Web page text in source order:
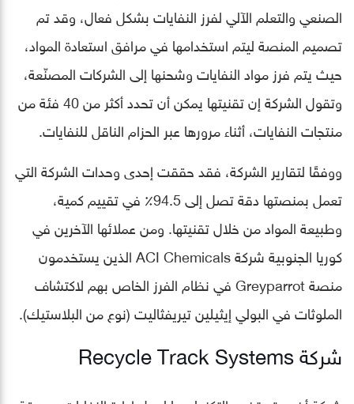
الصنعي والتعلم الآلي لفرز النفايات بشكل فعال، وقد تم
تصميم المنصة ليتم استخدامها في مرافق استعادة المواد،
حيث يتم فرز مواد النفايات وشحنها إلى الشركات المصنّعة،
وتقول الشركة إن تقنيتها يمكن أن تحدد أكثر من 40 فئة من
منتجات النفايات، أثناء مرورها عبر الحزام الناقل للنفايات.
ووفقًا لتقارير الشركة، فقد حققت إحدى وحدات الشركة التي
تعمل بمنصتها دقة تصل إلى 94.5٪ في تقييم كمية،
وطبيعة المواد من خلال تقنيتها. ومن عملائها الآخرين في
كوريا الجنوبية شركة ACI Chemicals الذين يستخدمون
منصة Greyparrot في نظام الفرز الخاص بهم لاكتشاف
الملوثات في البولي إيثيلين تيريفثاليت (نوع من البلاستيك).
شركة Recycle Track Systems